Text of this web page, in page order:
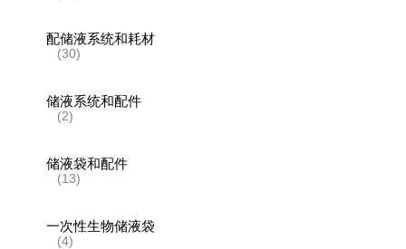
配储液系统和耗材
(30)
储液系统和配件
(2)
储液袋和配件
(13)
一次性生物储液袋
(4)